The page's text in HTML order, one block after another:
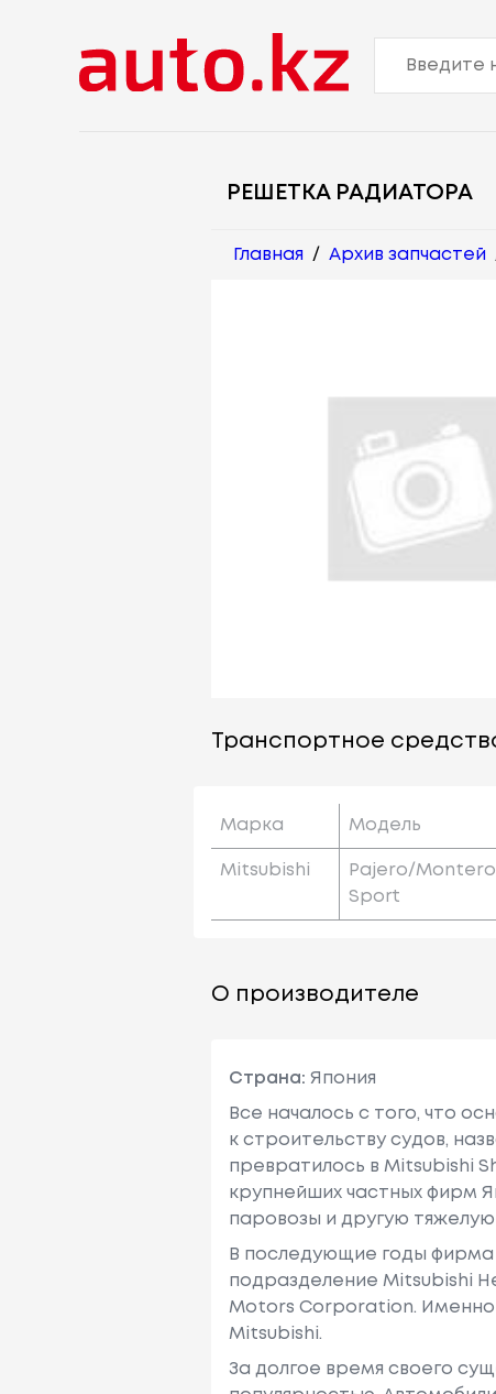
РЕШЕТКА РАДИАТОРА
Главная / Архив запчастей
Транспортное
Марка Модель
Mitsubishi
Pajero/montero
Sport
О производителе
Страна: Япония
Все началось с того, что
к строительству судов,
превратилось в Mitsubishi
крупнейших частных фирм
паровозы и другую тяжелую
В последующие годы фирма
подразделение Mitsubishi
Motors Corporation. Именно
Mitsubishi.
За долгое время своего